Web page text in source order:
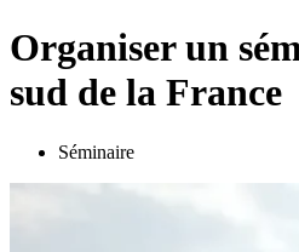
Organiser un
sud de la France
Séminaire